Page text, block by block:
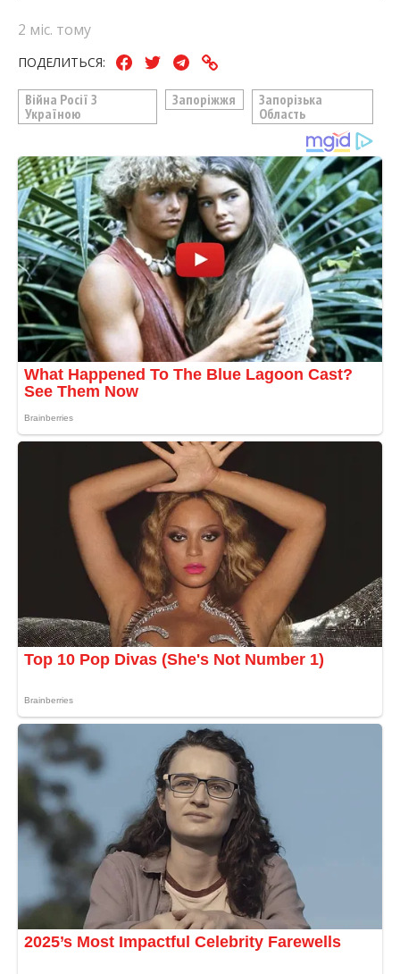
2 міс. тому
ПОДЕЛИТЬСЯ:
Війна Росії З
Україною
Запоріжжя
Запорізька
Область